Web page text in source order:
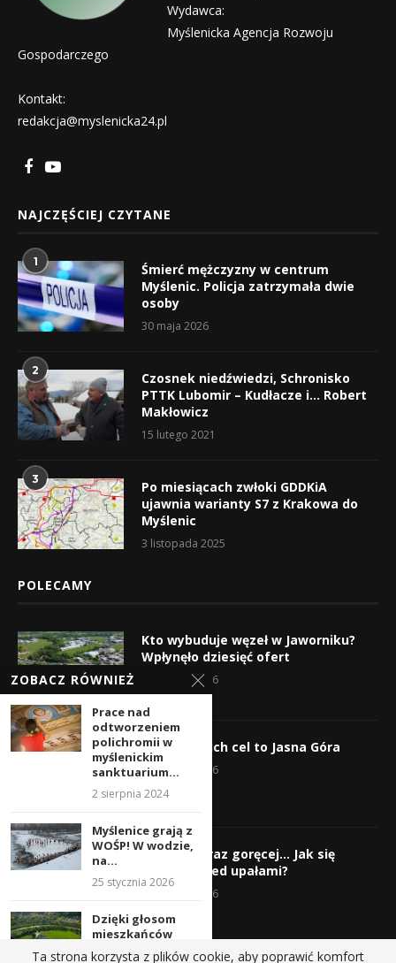
Wydawca:
Myślenicka Agencja Rozwoju
Gospodarczego
Kontakt:
redakcja@myslenicka24.pl
NAJCZĘŚCIEJ CZYTANE
1
Śmierć mężczyzny w centrum
Myślenic. Policja zatrzymała dwie
osoby
30 maja 2026
2
Czosnek niedźwiedzi, Schronisko
PTTK Lubomir – Kudłacze i… Robert
Makłowicz
15 lutego 2021
3
Po miesiącach zwłoki GDDKiA
ujawnia warianty S7 z Krakowa do
Myślenic
3 listopada 2025
POLECAMY
Kto wybuduje węzeł w Jaworniku?
Wpłynęło dziesięć ofert
7 sierpnia 2026
Wyruszyli! Ich cel to Jasna Góra
5 sierpnia 2026
Gorąco, coraz goręcej… Jak się
chronić przed upałami?
4 sierpnia 2026
ZOBACZ RÓWNIEŻ
Prace nad
odtworzeniem
polichromii w
myślenickim
sanktuarium...
2 sierpnia 2024
Myślenice grają z
WOŚP! W wodzie,
na...
25 stycznia 2026
Dzięki głosom
mieszkańców
boisko
Ta strona korzysta z plików cookie, aby poprawić komfort